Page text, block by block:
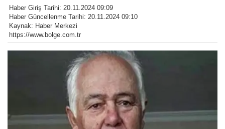
Haber Giriş Tarihi: 20.11.2024 09:09
Haber Güncellenme Tarihi: 20.11.2024 09:10
Kaynak: Haber Merkezi
https://www.bolge.com.tr